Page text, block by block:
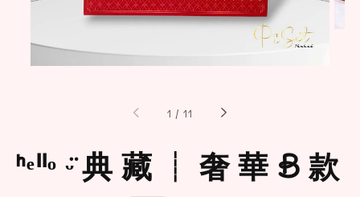
1 / 11
ᑋᵉᑊᑊᵒ ᵕ̈ 典 藏 ┊ 奢 華 B 款